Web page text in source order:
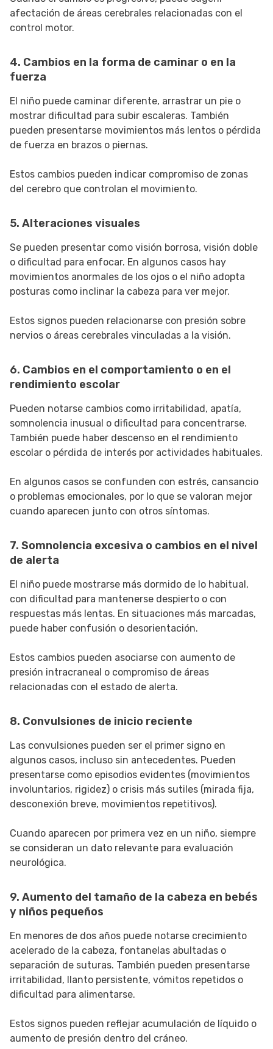
afectación de áreas cerebrales relacionadas con el
control motor.
4. Cambios en la forma de caminar o en la
fuerza
El niño puede caminar diferente, arrastrar un pie o
mostrar dificultad para subir escaleras. También
pueden presentarse movimientos más lentos o pérdida
de fuerza en brazos o piernas.
Estos cambios pueden indicar compromiso de zonas
del cerebro que controlan el movimiento.
5. Alteraciones visuales
Se pueden presentar como visión borrosa, visión doble
o dificultad para enfocar. En algunos casos hay
movimientos anormales de los ojos o el niño adopta
posturas como inclinar la cabeza para ver mejor.
Estos signos pueden relacionarse con presión sobre
nervios o áreas cerebrales vinculadas a la visión.
6. Cambios en el comportamiento o en el
rendimiento escolar
Pueden notarse cambios como irritabilidad, apatía,
somnolencia inusual o dificultad para concentrarse.
También puede haber descenso en el rendimiento
escolar o pérdida de interés por actividades habituales.
En algunos casos se confunden con estrés, cansancio
o problemas emocionales, por lo que se valoran mejor
cuando aparecen junto con otros síntomas.
7. Somnolencia excesiva o cambios en el nivel
de alerta
El niño puede mostrarse más dormido de lo habitual,
con dificultad para mantenerse despierto o con
respuestas más lentas. En situaciones más marcadas,
puede haber confusión o desorientación.
Estos cambios pueden asociarse con aumento de
presión intracraneal o compromiso de áreas
relacionadas con el estado de alerta.
8. Convulsiones de inicio reciente
Las convulsiones pueden ser el primer signo en
algunos casos, incluso sin antecedentes. Pueden
presentarse como episodios evidentes (movimientos
involuntarios, rigidez) o crisis más sutiles (mirada fija,
desconexión breve, movimientos repetitivos).
Cuando aparecen por primera vez en un niño, siempre
se consideran un dato relevante para evaluación
neurológica.
9. Aumento del tamaño de la cabeza en bebés
y niños pequeños
En menores de dos años puede notarse crecimiento
acelerado de la cabeza, fontanelas abultadas o
separación de suturas. También pueden presentarse
irritabilidad, llanto persistente, vómitos repetidos o
dificultad para alimentarse.
Estos signos pueden reflejar acumulación de líquido o
aumento de presión dentro del cráneo.